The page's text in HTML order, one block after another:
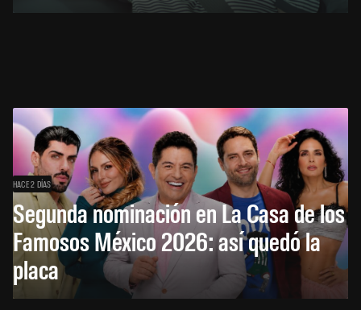
HACE 2 DÍAS
Segunda nominación en La Casa de los
Famosos México 2026: así quedó la
placa